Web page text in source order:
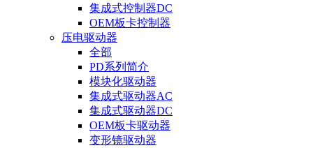
集成式控制器DC
OEM板卡控制器
压电驱动器
全部
PD系列简介
模块化驱动器
集成式驱动器AC
集成式驱动器DC
OEM板卡驱动器
变形镜驱动器